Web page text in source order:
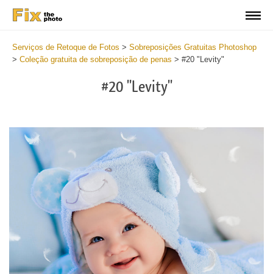
Serviços de Retoque de Fotos > Sobreposições Gratuitas Photoshop
> Coleção gratuita de sobreposição de penas > #20 "Levity"
#20 "Levity"